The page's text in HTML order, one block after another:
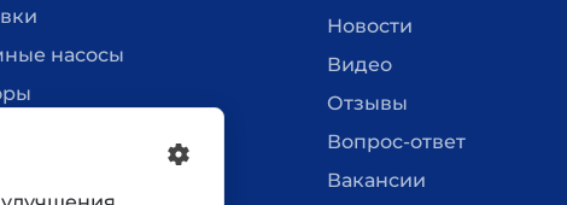
насосы
Новости
Видео
Отзывы
Вопрос-ответ
Вакансии